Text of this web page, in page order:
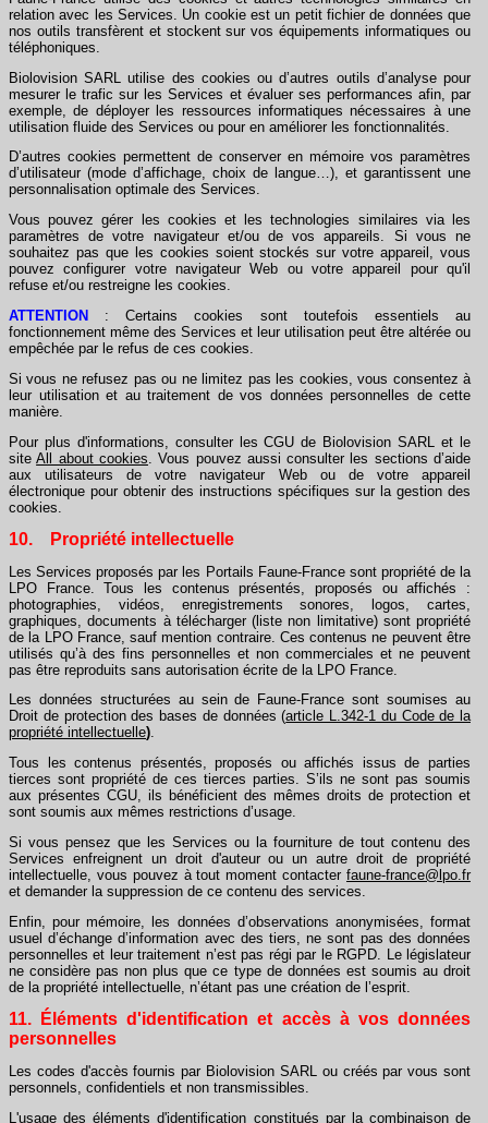
relation avec les Services. Un cookie est un petit fichier de données que
nos outils transfèrent et stockent sur vos équipements informatiques ou
téléphoniques.
Biolovision SARL utilise des cookies ou d’autres outils d’analyse pour
mesurer le trafic sur les Services et évaluer ses performances afin, par
exemple, de déployer les ressources informatiques nécessaires à une
utilisation fluide des Services ou pour en améliorer les fonctionnalités.
D’autres cookies permettent de conserver en mémoire vos paramètres
d’utilisateur (mode d’affichage, choix de langue…), et garantissent une
personnalisation optimale des Services.
Vous pouvez gérer les cookies et les technologies similaires via les
paramètres de votre navigateur et/ou de vos appareils. Si vous ne
souhaitez pas que les cookies soient stockés sur votre appareil, vous
pouvez configurer votre navigateur Web ou votre appareil pour qu'il
refuse et/ou restreigne les cookies.
ATTENTION
: Certains cookies sont toutefois essentiels au
fonctionnement même des Services et leur utilisation peut être altérée ou
empêchée par le refus de ces cookies.
Si vous ne refusez pas ou ne limitez pas les cookies, vous consentez à
leur utilisation et au traitement de vos données personnelles de cette
manière.
Pour plus d'informations, consulter les CGU de Biolovision SARL et le
siteAll about cookies . Vous pouvez aussi consulter les sections d’aide
aux utilisateurs de votre navigateur Web ou de votre appareil
électronique pour obtenir des instructions spécifiques sur la gestion des
cookies.
10. Propriété intellectuelle
Les Services proposés par les Portails Faune-France sont propriété de la
LPO France. Tous les contenus présentés, proposés ou affichés :
photographies, vidéos, enregistrements sonores, logos, cartes,
graphiques, documents à télécharger (liste non limitative) sont propriété
de la LPO France, sauf mention contraire. Ces contenus ne peuvent être
utilisés qu’à des fins personnelles et non commerciales et ne peuvent
pas être reproduits sans autorisation écrite de la LPO France.
Les données structurées au sein de Faune-France sont soumises au
Droit de protection des bases de données (article L.342-1 du Code de la
propriété intellectuelle).
Tous les contenus présentés, proposés ou affichés issus de parties
tierces sont propriété de ces tierces parties. S’ils ne sont pas soumis
aux présentes CGU, ils bénéficient des mêmes droits de protection et
sont soumis aux mêmes restrictions d’usage.
Si vous pensez que les Services ou la fourniture de tout contenu des
Services enfreignent un droit d'auteur ou un autre droit de propriété
intellectuelle, vous pouvez à tout moment contacter faune-france@lpo.fr
et demander la suppression de ce contenu des services.
Enfin, pour mémoire, les données d’observations anonymisées, format
usuel d’échange d’information avec des tiers, ne sont pas des données
personnelles et leur traitement n’est pas régi par le RGPD. Le législateur
ne considère pas non plus que ce type de données est soumis au droit
de la propriété intellectuelle, n’étant pas une création de l’esprit.
11. Éléments d'identification et accès à vos données
personnelles
Les codes d'accès fournis par Biolovision SARL ou créés par vous sont
personnels, confidentiels et non transmissibles.
L'usage des éléments d'identification constitués par la combinaison de